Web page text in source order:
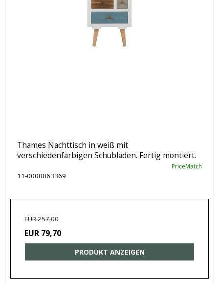
Thames Nachttisch in weiß mit
verschiedenfarbigen Schubladen. Fertig montiert.
PriceMatch
11-0000063369
EUR 257,00
EUR 79,70
PRODUKT ANZEIGEN